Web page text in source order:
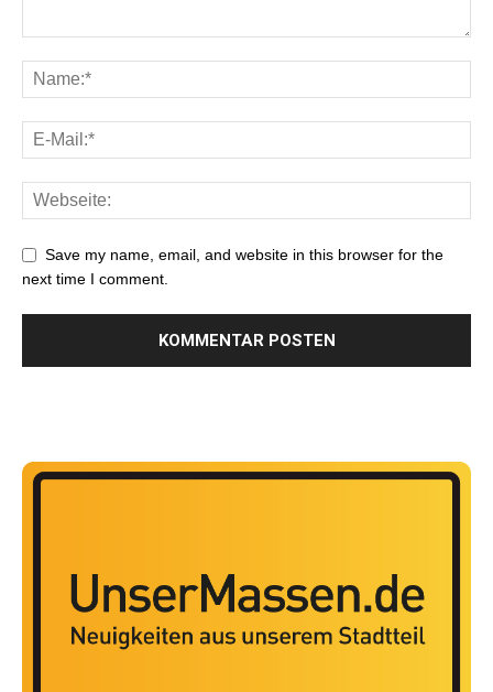
Save my name, email, and website in this browser for the
next time I comment.